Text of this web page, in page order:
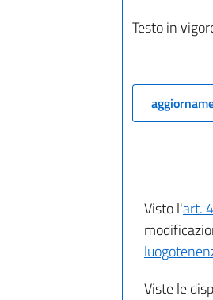
Testo in
Visto l'art.
Viste le